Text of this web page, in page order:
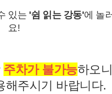
있는 '쉼 읽는 강동'에 놀
요!
주차가 불가능하오
해주시기 바랍니다.